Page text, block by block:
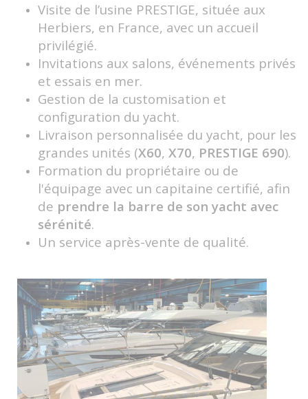
Visite de l’usine PRESTIGE, située aux
Herbiers, en France, avec un accueil
privilégié.
Invitations aux salons, événements privés
et essais en mer.
Gestion de la customisation et
configuration du yacht.
Livraison personnalisée du yacht, pour les
grandes unités (X60, X70, PRESTIGE 690).
Formation du propriétaire ou de
l'équipage avec un capitaine certifié, afin
de prendre la barre de son yacht avec
sérénité.
Un service après-vente de qualité.